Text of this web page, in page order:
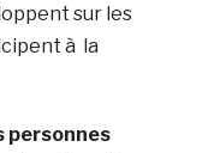
sur les
à la
personnes